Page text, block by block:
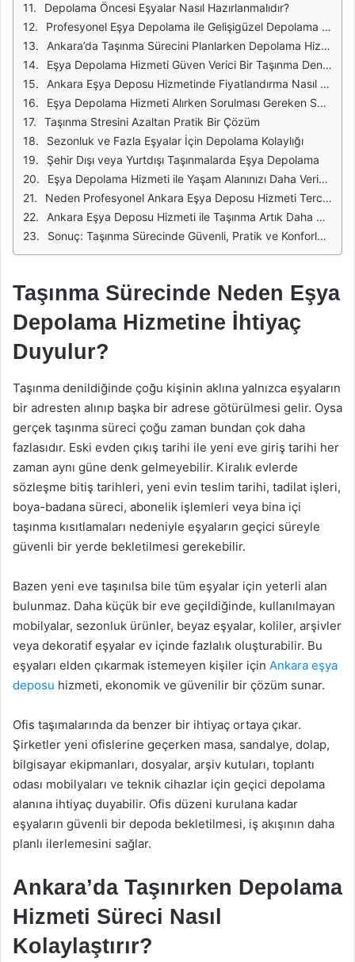
Depolama Öncesi Eşyalar Nasıl Hazırlanmalıdır?
Profesyonel Eşya Depolama ile Gelişigüzel Depolama Arasındaki Fark
Ankara’da Taşınma Sürecini Planlarken Depolama Hizmeti Nasıl Kullanılır?
Eşya Depolama Hizmeti Güven Verici Bir Taşınma Deneyimi Sunar
Ankara Eşya Deposu Hizmetinde Fiyatlandırma Nasıl Belirlenir?
Eşya Depolama Hizmeti Alırken Sorulması Gereken Sorular
Taşınma Stresini Azaltan Pratik Bir Çözüm
Sezonluk ve Fazla Eşyalar İçin Depolama Kolaylığı
Şehir Dışı veya Yurtdışı Taşınmalarda Eşya Depolama
Eşya Depolama Hizmeti ile Yaşam Alanınızı Daha Verimli Kullanın
Neden Profesyonel Ankara Eşya Deposu Hizmeti Tercih Edilmeli?
Ankara Eşya Deposu Hizmeti ile Taşınma Artık Daha Planlı
Sonuç: Taşınma Sürecinde Güvenli, Pratik ve Konforlu Depolama Çözümü
Taşınma Sürecinde Neden Eşya
Depolama Hizmetine İhtiyaç
Duyulur?
Taşınma denildiğinde çoğu kişinin aklına yalnızca eşyaların
bir adresten alınıp başka bir adrese götürülmesi gelir. Oysa
gerçek taşınma süreci çoğu zaman bundan çok daha
fazlasıdır. Eski evden çıkış tarihi ile yeni eve giriş tarihi her
zaman aynı güne denk gelmeyebilir. Kiralık evlerde
sözleşme bitiş tarihleri, yeni evin teslim tarihi, tadilat işleri,
boya-badana süreci, abonelik işlemleri veya bina içi
taşınma kısıtlamaları nedeniyle eşyaların geçici süreyle
güvenli bir yerde bekletilmesi gerekebilir.
Bazen yeni eve taşınılsa bile tüm eşyalar için yeterli alan
bulunmaz. Daha küçük bir eve geçildiğinde, kullanılmayan
mobilyalar, sezonluk ürünler, beyaz eşyalar, koliler, arşivler
veya dekoratif eşyalar ev içinde fazlalık oluşturabilir. Bu
eşyaları elden çıkarmak istemeyen kişiler için Ankara eşya
deposu hizmeti, ekonomik ve güvenilir bir çözüm sunar.
Ofis taşımalarında da benzer bir ihtiyaç ortaya çıkar.
Şirketler yeni ofislerine geçerken masa, sandalye, dolap,
bilgisayar ekipmanları, dosyalar, arşiv kutuları, toplantı
odası mobilyaları ve teknik cihazlar için geçici depolama
alanına ihtiyaç duyabilir. Ofis düzeni kurulana kadar
eşyaların güvenli bir depoda bekletilmesi, iş akışının daha
planlı ilerlemesini sağlar.
Ankara’da Taşınırken Depolama
Hizmeti Süreci Nasıl
Kolaylaştırır?